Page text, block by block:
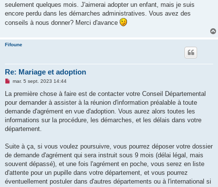
a
g
n
l
u
seulement quelques mois. J'aimerai adopter un enfant, mais je suis
encore perdu dans les démarches administratives. Vous avez des
conseils à nous donner? Merci d'avance
Fifoune
Re: Mariage et adoption
M
s
a
g
n
o
n
u
mar. 5 sept. 2023 14:44
La première chose à faire est de contacter votre Conseil Départemental
pour demander à assister à la réunion d'information préalable à toute
demande d'agrément en vue d'adoption. Vous aurez alors toutes les
informations sur la procédure, les démarches, et les délais dans votre
département.
Suite à ça, si vous voulez poursuivre, vous pourrez déposer votre dossier
de demande d'agrément qui sera instruit sous 9 mois (délai légal, mais
souvent dépassé), et une fois l'agrément en poche, vous serez en liste
d'attente pour un pupille dans votre département, et vous pourrez
éventuellement postuler dans d'autres départements ou à l'international si